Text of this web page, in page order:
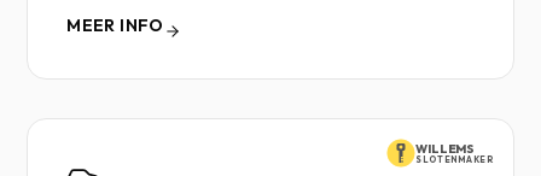
MEER INFO
WILLEMS
SLOTENMAKER